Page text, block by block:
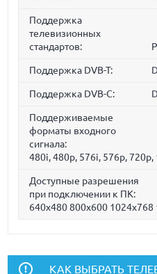
Поддержка
телевизионных
стандартов:
Поддержка DVB-T:
Поддержка DVB-C:
Поддерживаемые
форматы входного
сигнала:
480i, 480p, 576i, 576p,
Доступные разрешения
при подключении к ПК:
640x480 800x600 1024x768
КАК ВЫБРАТЬ